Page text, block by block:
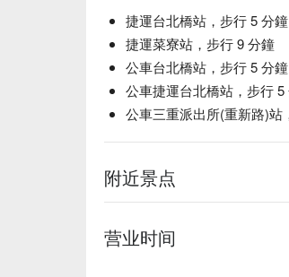
捷運台北橋站，步行 5 分鐘
捷運菜寮站，步行 9 分鐘
公車台北橋站，步行 5 分鐘
公車捷運台北橋站，步行 5
公車三重派出所(重新路)站
附近景点
营业时间